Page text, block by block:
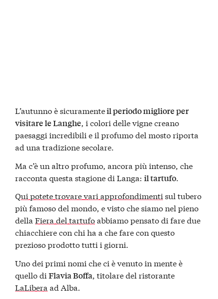
L’autunno è sicuramenteil periodo migliore per
visitare le Langhe, i colori delle vigne creano
paesaggi incredibili e il profumo del mosto riporta
ad una tradizione secolare.
Ma c’è un altro profumo, ancora più intenso, che
racconta questa stagione di Langa:il tartufo
Qui potete trovare vari approfondimenti sul tubero
più famoso del mondo, e visto che siamo nel pieno
dellaFiera del tartufoabbiamo pensato di fare due
chiacchiere con chi ha a che fare con questo
prezioso prodotto tutti i giorni.
Uno dei primi nomi che ci è venuto in mente è
quello diFlavia Boffa, titolare del ristorante
LaLibera ad Alba.